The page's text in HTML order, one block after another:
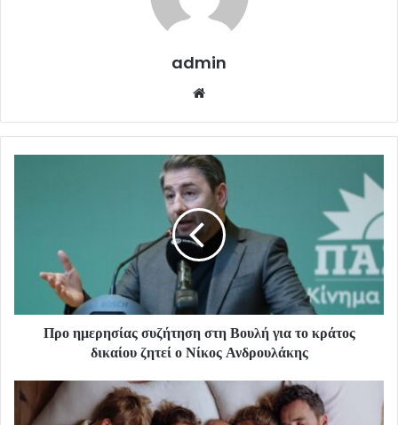
admin
Προ ημερησίας συζήτηση στη Βουλή για το κράτος
δικαίου ζητεί ο Νίκος Ανδρουλάκης